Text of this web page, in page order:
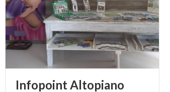
Infopoint Altopiano